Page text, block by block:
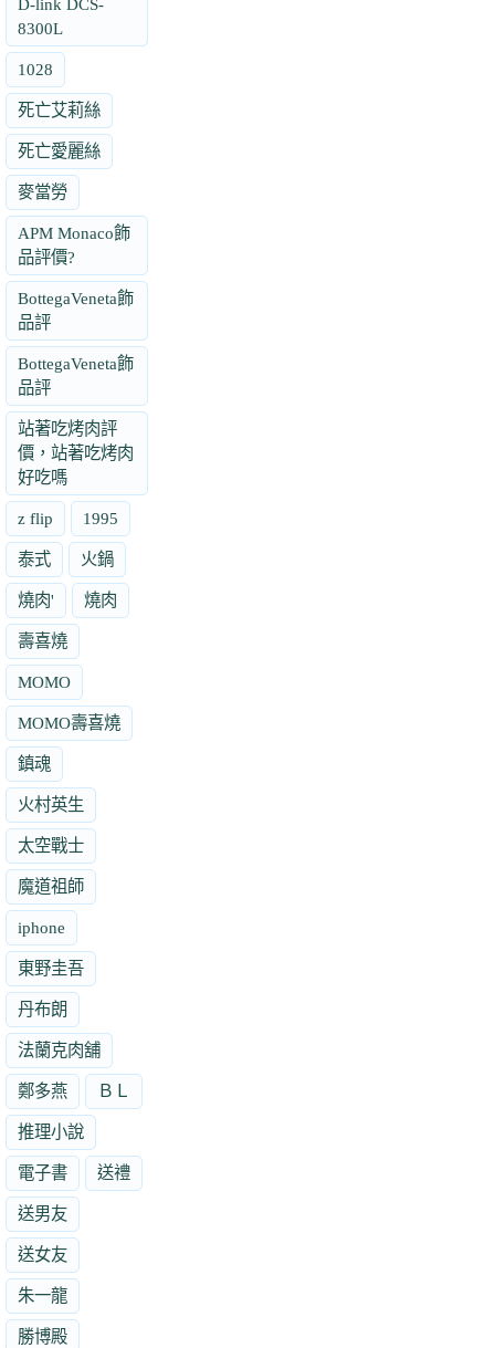
D-link DCS-
8300L
1028
死亡艾莉絲
死亡愛麗絲
麥當勞
APM Monaco飾
品評價?
BottegaVeneta飾
品評
BottegaVeneta飾
品評
站著吃烤肉評
價，站著吃烤肉
好吃嗎
z flip 1995
泰式 火鍋
燒肉' 燒肉
壽喜燒
MOMO
MOMO壽喜燒
鎮魂
火村英生
太空戰士
魔道祖師
iphone
東野圭吾
丹布朗
法蘭克肉舖
鄭多燕 ＢＬ
推理小說
電子書 送禮
送男友
送女友
朱一龍
勝博殿